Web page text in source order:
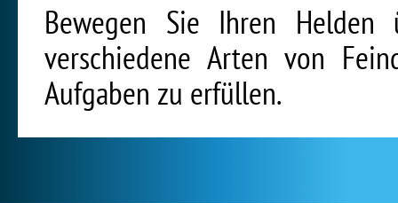
Bewegen Sie Ihren
verschiedene Arten von
Aufgaben zu erfüllen.